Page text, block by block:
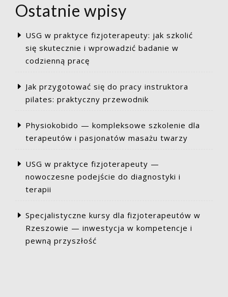
z
kobietami
stanu
błogosławionego
procedurami.”
Ostatnie wpisy
USG w praktyce fizjoterapeuty: jak szkolić
się skutecznie i wprowadzić badanie w
codzienną pracę
Jak przygotować się do pracy instruktora
pilates: praktyczny przewodnik
Physiokobido — kompleksowe szkolenie dla
terapeutów i pasjonatów masażu twarzy
USG w praktyce fizjoterapeuty —
nowoczesne podejście do diagnostyki i
terapii
Specjalistyczne kursy dla fizjoterapeutów w
Rzeszowie — inwestycja w kompetencje i
pewną przyszłość